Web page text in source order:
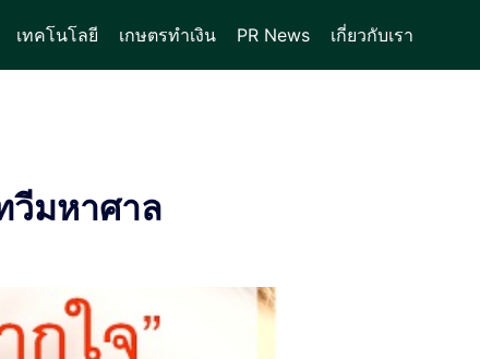
เทคโนโลยี เกษตรทำเงิน PR News เกี่ยวกับเรา
วีมหาศาล